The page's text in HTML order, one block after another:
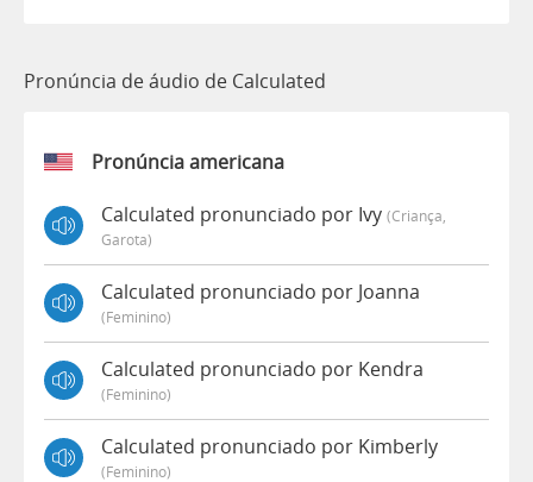
Pronúncia de áudio de Calculated
Pronúncia americana
Calculated pronunciado por Ivy (criança,
Garota)
Calculated pronunciado por Joanna
(feminino)
Calculated pronunciado por Kendra
(feminino)
Calculated pronunciado por Kimberly
(feminino)